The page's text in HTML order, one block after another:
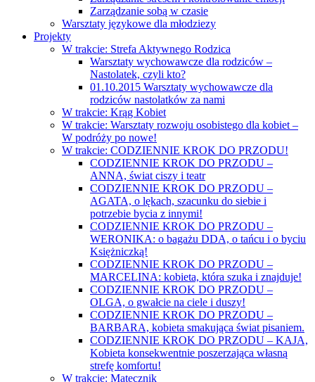
Zarządzanie sobą w czasie
Warsztaty językowe dla młodziezy
Projekty
W trakcie: Strefa Aktywnego Rodzica
Warsztaty wychowawcze dla rodziców –
Nastolatek, czyli kto?
01.10.2015 Warsztaty wychowawcze dla
rodziców nastolatków za nami
W trakcie: Krąg Kobiet
W trakcie: Warsztaty rozwoju osobistego dla kobiet –
W podróży po nowe!
W trakcie: CODZIENNIE KROK DO PRZODU!
CODZIENNIE KROK DO PRZODU –
ANNA, świat ciszy i teatr
CODZIENNIE KROK DO PRZODU –
AGATA, o lękach, szacunku do siebie i
potrzebie bycia z innymi!
CODZIENNIE KROK DO PRZODU –
WERONIKA: o bagażu DDA, o tańcu i o byciu
Księżniczką!
CODZIENNIE KROK DO PRZODU –
MARCELINA: kobieta, która szuka i znajduje!
CODZIENNIE KROK DO PRZODU –
OLGA, o gwałcie na ciele i duszy!
CODZIENNIE KROK DO PRZODU –
BARBARA, kobieta smakująca świat pisaniem.
CODZIENNIE KROK DO PRZODU – KAJA,
Kobieta konsekwentnie poszerzająca własną
strefę komfortu!
W trakcie: Matecznik